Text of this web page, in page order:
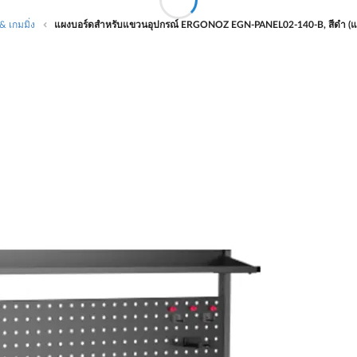
เกมมิ่ง แผงบอร์ดสำหรับแขวนอุปกรณ์ ERGONOZ EGN-PANEL02-140-B, สีดำ